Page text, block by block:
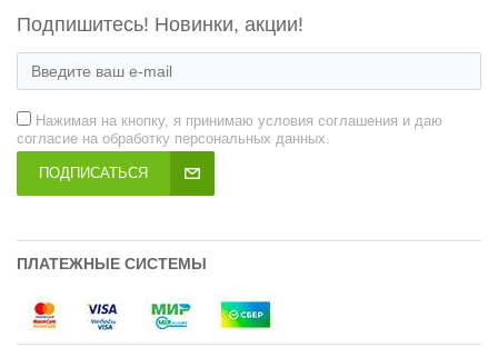
Подпишитесь! Новинки, акции!
Нажимая на кнопку, я принимаю условия соглашения и даю
согласие на обработку персональных данных.
ПОДПИСАТЬСЯ
ПЛАТЕЖНЫЕ СИСТЕМЫ